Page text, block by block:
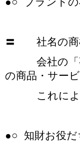
〓 社名の商
会社の「事
の商品・サー
これによる
●○ 知財お役だ